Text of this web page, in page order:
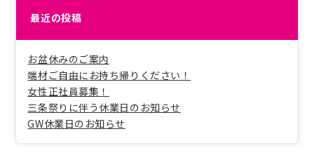
シ
ョ
ン
最近の投稿
お盆休みのご案内
端材ご自由にお持ち帰りください！
女性正社員募集！
三条祭りに伴う休業日のお知らせ
GW休業日のお知らせ